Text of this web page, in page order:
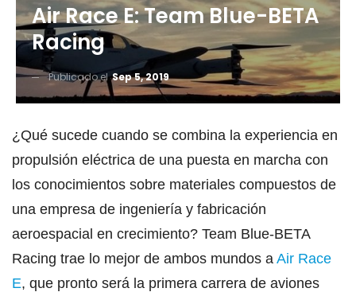
Air Race E: Team Blue-BETA
Racing
Publicado elSep 5, 2019
¿Qué sucede cuando se combina la experiencia en
propulsión eléctrica de una puesta en marcha con
los conocimientos sobre materiales compuestos de
una empresa de ingeniería y fabricación
aeroespacial en crecimiento? Team Blue-BETA
Racing trae lo mejor de ambos mundos a Air Race
E, que pronto será la primera carrera de aviones